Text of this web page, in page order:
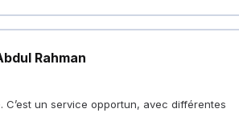
Rahman
C’est un service opportun, avec différentes